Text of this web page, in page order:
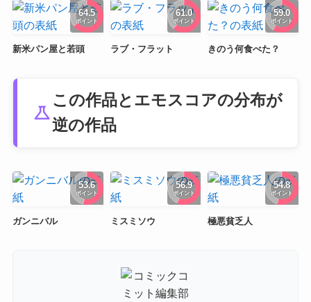
64.5
ポイント
新米パン屋と若頭
61.0
ポイント
ラブ・フラット
59.0
ポイント
きのう何食べた？
science
この作品とエモスコアの分布が
逆の作品
53.6
ポイント
ガンニバル
56.9
ポイント
ミスミソウ
54.8
ポイント
極悪貧乏人